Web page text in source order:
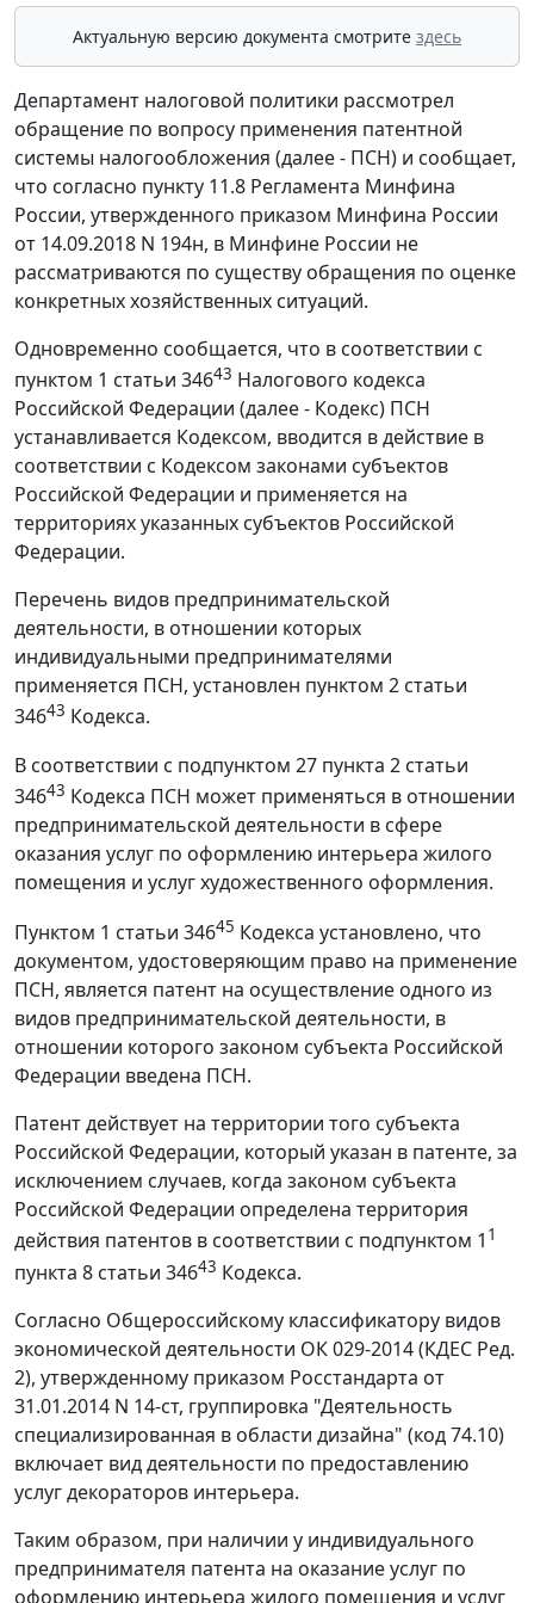
Актуальную версию документа смотрите здесь
Департамент налоговой политики рассмотрел
обращение по вопросу применения патентной
системы налогообложения (далее - ПСН) и сообщает,
что согласно пункту 11.8 Регламента Минфина
России, утвержденного приказом Минфина России
от 14.09.2018 N 194н, в Минфине России не
рассматриваются по существу обращения по оценке
конкретных хозяйственных ситуаций.
Одновременно сообщается, что в соответствии с
пунктом 1 статьи 34643 Налогового кодекса
Российской Федерации (далее - Кодекс) ПСН
устанавливается Кодексом, вводится в действие в
соответствии с Кодексом законами субъектов
Российской Федерации и применяется на
территориях указанных субъектов Российской
Федерации.
Перечень видов предпринимательской
деятельности, в отношении которых
индивидуальными предпринимателями
применяется ПСН, установлен пунктом 2 статьи
34643 Кодекса.
В соответствии с подпунктом 27 пункта 2 статьи
34643 Кодекса ПСН может применяться в отношении
предпринимательской деятельности в сфере
оказания услуг по оформлению интерьера жилого
помещения и услуг художественного оформления.
Пунктом 1 статьи 34645 Кодекса установлено, что
документом, удостоверяющим право на применение
ПСН, является патент на осуществление одного из
видов предпринимательской деятельности, в
отношении которого законом субъекта Российской
Федерации введена ПСН.
Патент действует на территории того субъекта
Российской Федерации, который указан в патенте, за
исключением случаев, когда законом субъекта
Российской Федерации определена территория
действия патентов в соответствии с подпунктом 1 1
пункта 8 статьи 34643 Кодекса.
Согласно Общероссийскому классификатору видов
экономической деятельности ОК 029-2014 (КДЕС Ред.
2), утвержденному приказом Росстандарта от
31.01.2014 N 14-ст, группировка "Деятельность
специализированная в области дизайна" (код 74.10)
включает вид деятельности по предоставлению
услуг декораторов интерьера.
Таким образом, при наличии у индивидуального
предпринимателя патента на оказание услуг по
оформлению интерьера жилого помещения и услуг